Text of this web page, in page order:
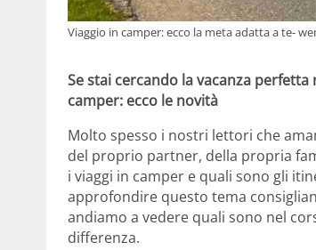
Viaggio in camper: ecco la meta adatta a te-
Se stai cercando la vacanza
camper: ecco le novità
Molto spesso i nostri lettori che
del proprio partner, della propria
i viaggi in camper e quali sono gli
approfondire questo tema
andiamo a vedere quali sono nel
differenza.